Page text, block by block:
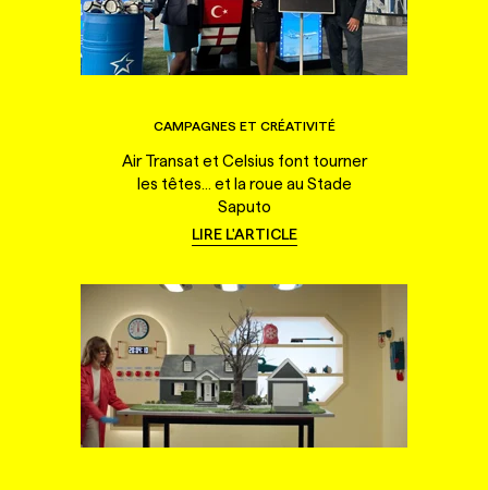
CAMPAGNES ET CRÉATIVITÉ
Air Transat et Celsius font tourner
les têtes... et la roue au Stade
Saputo
LIRE L'ARTICLE